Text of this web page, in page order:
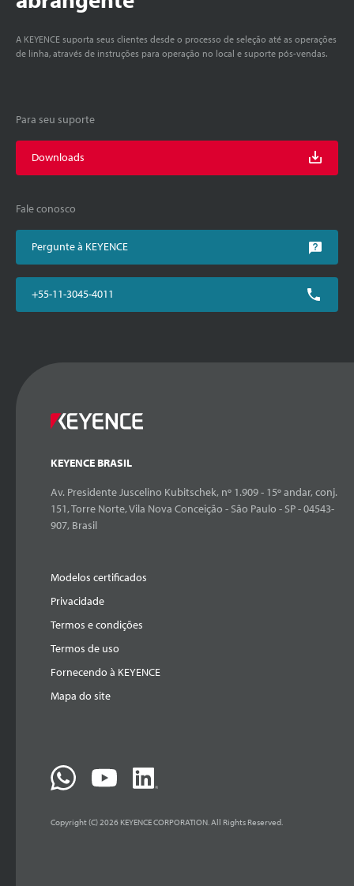
A KEYENCE suporta seus clientes desde o processo de seleção até as operações
de linha, através de instruções para operação no local e suporte pós-vendas.
Para seu suporte
Downloads
Fale conosco
Pergunte à KEYENCE
+55-11-3045-4011
KEYENCE BRASIL
Av. Presidente Juscelino Kubitschek, nº 1.909 - 15º andar, conj.
151, Torre Norte, Vila Nova Conceição - São Paulo - SP - 04543-
907, Brasil
Modelos certificados
Privacidade
Termos e condições
Termos de uso
Fornecendo à KEYENCE
Mapa do site
Copyright (C) 2026 KEYENCE CORPORATION. All Rights Reserved.